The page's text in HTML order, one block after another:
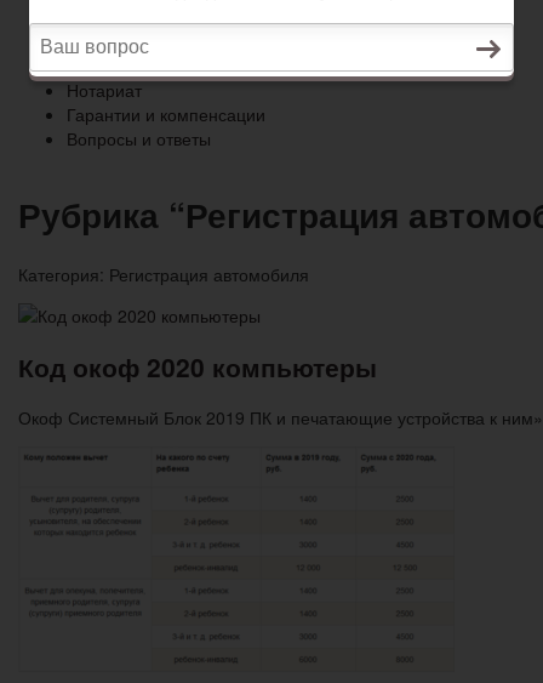
Главная
Право собственности
Регистрация автомобиля
Нотариат
Гарантии и компенсации
Вопросы и ответы
Рубрика “Регистрация
Категория: Регистрация автомобиля
Код окоф 2020 компьютеры
Окоф Системный Блок 2019 ПК и печатающие устройства к